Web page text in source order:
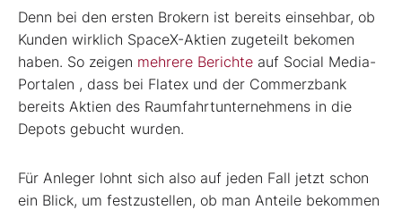
Denn bei den ersten Brokern ist bereits einsehbar, ob
Kunden wirklich SpaceX-Aktien zugeteilt bekomen
haben. So zeigen mehrere Berichte auf Social Media-
Portalen , dass bei Flatex und der Commerzbank
bereits Aktien des Raumfahrtunternehmens in die
Depots gebucht wurden.
Für Anleger lohnt sich also auf jeden Fall jetzt schon
ein Blick, um festzustellen, ob man Anteile bekommen